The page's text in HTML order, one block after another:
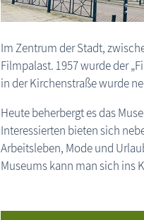
Im Zentrum der Stadt,
Filmpalast. 1957 wurde der
in der Kirchenstraße wurde
Heute beherbergt es das
Interessierten bieten sich
Arbeitsleben, Mode und
Museums kann man sich ins